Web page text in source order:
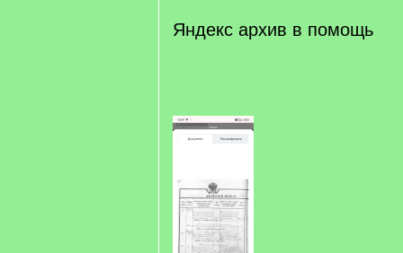
q
]
Яндекс архив в помощь